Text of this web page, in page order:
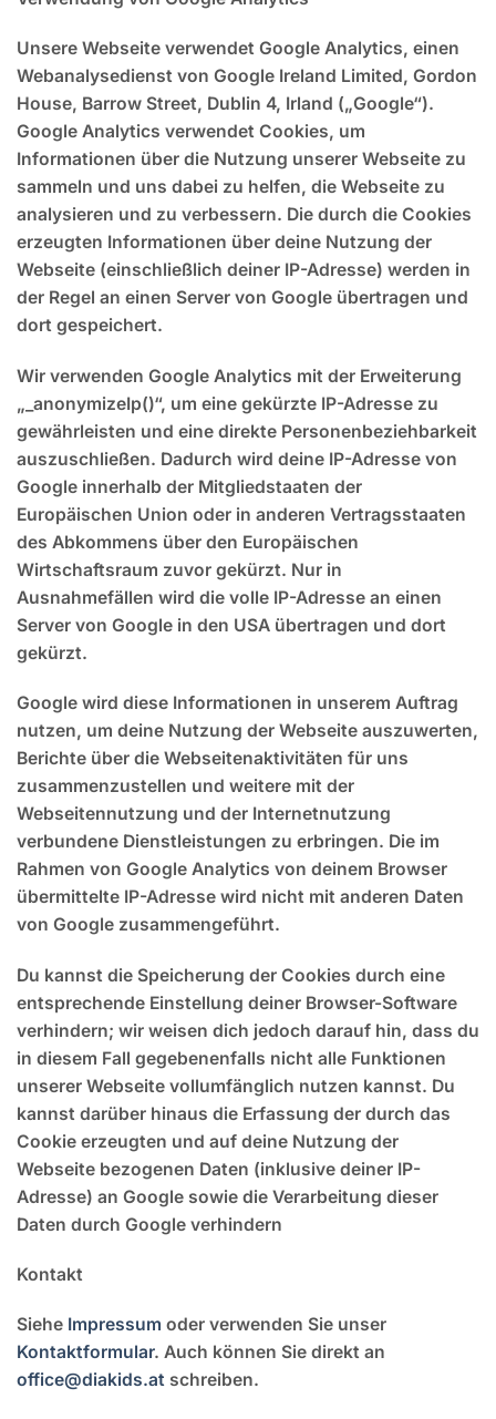
Unsere Webseite verwendet Google Analytics, einen
Webanalysedienst von Google Ireland Limited, Gordon
House, Barrow Street, Dublin 4, Irland („Google“).
Google Analytics verwendet Cookies, um
Informationen über die Nutzung unserer Webseite zu
sammeln und uns dabei zu helfen, die Webseite zu
analysieren und zu verbessern. Die durch die Cookies
erzeugten Informationen über deine Nutzung der
Webseite (einschließlich deiner IP-Adresse) werden in
der Regel an einen Server von Google übertragen und
dort gespeichert.
Wir verwenden Google Analytics mit der Erweiterung
„_anonymizeIp()“, um eine gekürzte IP-Adresse zu
gewährleisten und eine direkte Personenbeziehbarkeit
auszuschließen. Dadurch wird deine IP-Adresse von
Google innerhalb der Mitgliedstaaten der
Europäischen Union oder in anderen Vertragsstaaten
des Abkommens über den Europäischen
Wirtschaftsraum zuvor gekürzt. Nur in
Ausnahmefällen wird die volle IP-Adresse an einen
Server von Google in den USA übertragen und dort
gekürzt.
Google wird diese Informationen in unserem Auftrag
nutzen, um deine Nutzung der Webseite auszuwerten,
Berichte über die Webseitenaktivitäten für uns
zusammenzustellen und weitere mit der
Webseitennutzung und der Internetnutzung
verbundene Dienstleistungen zu erbringen. Die im
Rahmen von Google Analytics von deinem Browser
übermittelte IP-Adresse wird nicht mit anderen Daten
von Google zusammengeführt.
Du kannst die Speicherung der Cookies durch eine
entsprechende Einstellung deiner Browser-Software
verhindern; wir weisen dich jedoch darauf hin, dass du
in diesem Fall gegebenenfalls nicht alle Funktionen
unserer Webseite vollumfänglich nutzen kannst. Du
kannst darüber hinaus die Erfassung der durch das
Cookie erzeugten und auf deine Nutzung der
Webseite bezogenen Daten (inklusive deiner IP-
Adresse) an Google sowie die Verarbeitung dieser
Daten durch Google verhindern
Kontakt
Siehe Impressum oder verwenden Sie unser
Kontaktformular. Auch können Sie direkt an
office@diakids.at schreiben.